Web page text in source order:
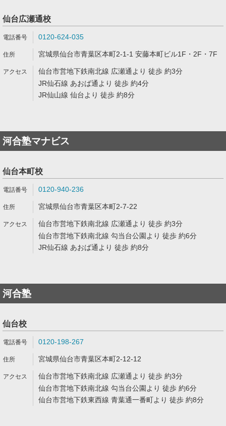
仙台広瀬通校
0120-624-035
宮城県仙台市青葉区本町2-1-1 安藤本町ビル1F・2F・7F
仙台市営地下鉄南北線 広瀬通より 徒歩 約3分
JR仙石線 あおば通より 徒歩 約4分
JR仙山線 仙台より 徒歩 約8分
河合塾マナビス
仙台本町校
0120-940-236
宮城県仙台市青葉区本町2-7-22
仙台市営地下鉄南北線 広瀬通より 徒歩 約3分
仙台市営地下鉄南北線 勾当台公園より 徒歩 約6分
JR仙石線 あおば通より 徒歩 約8分
河合塾
仙台校
0120-198-267
宮城県仙台市青葉区本町2-12-12
仙台市営地下鉄南北線 広瀬通より 徒歩 約3分
仙台市営地下鉄南北線 勾当台公園より 徒歩 約6分
仙台市営地下鉄東西線 青葉通一番町より 徒歩 約8分